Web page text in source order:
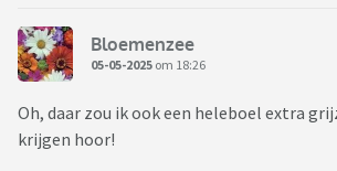
Bloemenzee
05-05-2025 om 18:26
Oh, daar zou ik ook een heleboel extra
krijgen hoor!